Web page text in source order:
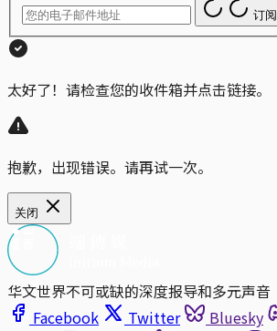
订阅
太好了！请检查您的收件箱并点击链接。
抱歉，出现错误。请再试一次。
关闭
华文世界不可或缺的深度报导和多元声音
Facebook
Twitter Bluesky